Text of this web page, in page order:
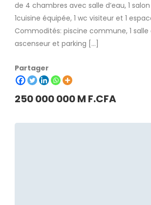
de 4 chambres avec salle d’eau, 1
1cuisine équipée, 1 wc visiteur et 1
Commodités: piscine commune, 1 salle
ascenseur et parking […]
Partager
250 000 000 M F.CFA